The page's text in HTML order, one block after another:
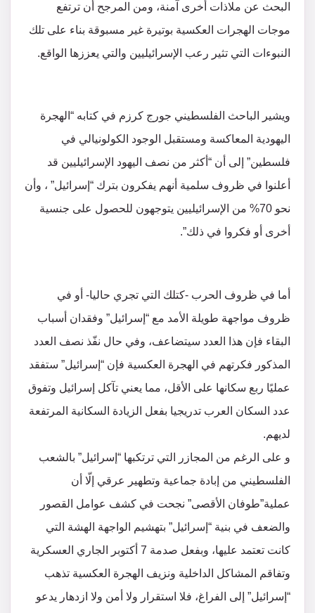
البحث عن ملاذات أخرى آمنة، ومن المرجح أن ترتفع
موجات الهجرات العكسية بوتيرة غير مسبوقة بناء على تلك
النبوءات التي تثير رعب الإسرائيليين والتي يعززها الواقع.
ويشير الباحث الفلسطيني جورج كرزم في كتابه “الهجرة
اليهودية المعاكسة ومستقبل الوجود الكولونيالي في
فلسطين” إلى أن “أكثر من نصف اليهود الإسرائيليين قد
أعلنوا في ظروف سلمية أنهم يفكرون بترك “إسرائيل” ، وأن
نحو 70% من الإسرائيليين يتوجهون للحصول على جنسية
أخرى أو فكروا في ذلك”.
أما في ظروف الحرب -كتلك التي تجري حاليا- أو في
ظروف مواجهة طويلة الأمد مع “إسرائيل” وفقدان أسباب
البقاء فإن هذا العدد سيتضاعف، وفي حال نفّذ نصف العدد
المذكور فكرتهم في الهجرة العكسية فإن “إسرائيل” ستفقد
عمليًا ربع سكانها على الأقل، مما يعني تآكل إسرائيل وتفوق
عدد السكان العرب تدريجيا بفعل الزيادة السكانية المرتفعة
لديهم.
و على الرغم من المجازر التي ترتكبها “إسرائيل” بالشعب
الفلسطيني من إبادة جماعية وتطهير عرقي إلّا أن
عملية”طوفان الأقصى” نجحت في كشف عوامل القصور
والضعف في بنية “إسرائيل” بتهشيم الواجهة الهشة التي
كانت تعتمد عليها، وبفعل صدمة 7 أكتوبر الجاري العسكرية
وتفاقم المشاكل الداخلية ونزيف الهجرة العكسية تذهب
“إسرائيل” إلى الفراغ، فلا استقرار ولا أمن ولا ازدهار يدعو